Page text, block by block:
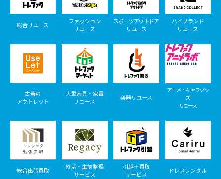
総合リユース
ファッション
リユース
スポーツアウトドア
リユース
ハイブランド
リユース
古着の
アウトレット
大型家具・家電
リユース
楽器リユース
アニメ・キャラグッ
ズ
リユース
総合出張買取
終活・生前整理
サービス
引越＋買取
サービス
ドレスレンタル